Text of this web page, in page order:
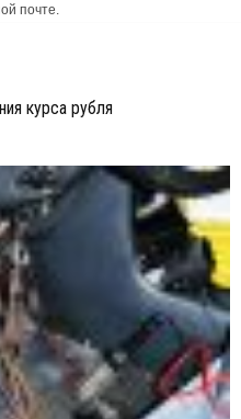
почте.
курса рубля